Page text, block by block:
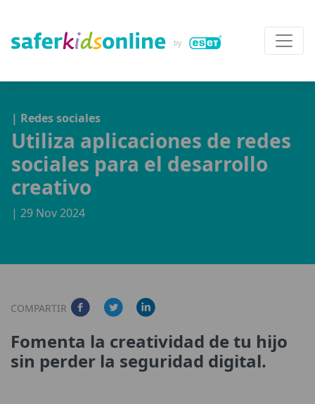
| Redes sociales
Utiliza aplicaciones de redes
sociales para el desarrollo
creativo
| 29 Nov 2024
COMPARTIR
Fomenta la creatividad de tu hijo
sin perder la seguridad digital.